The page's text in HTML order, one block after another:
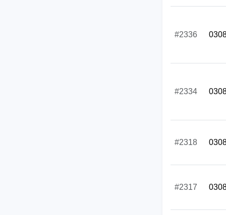
#2336
#2334
#2318
#2317